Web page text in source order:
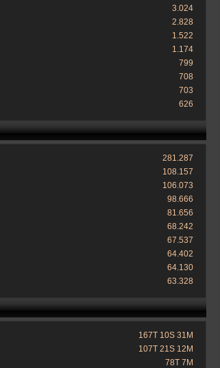
3.024
2.828
1.522
1.174
799
708
703
626
281.287
108.157
106.073
98.666
81.656
68.242
67.537
64.402
64.130
63.328
167T 10S 31M
107T 21S 12M
78T 7M